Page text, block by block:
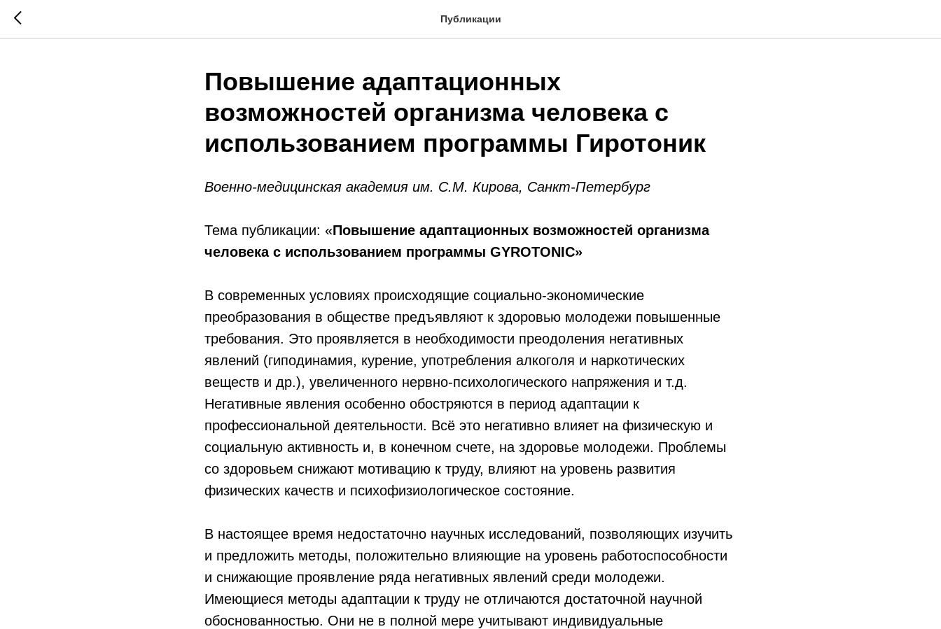
Публикации
Повышение адаптационных
возможностей организма человека с
использованием программы Гиротоник
Военно-медицинская академия им. С.М. Кирова, Санкт-Петербург
Тема публикации: «Повышение адаптационных возможностей организма
человека с использованием программы GYROTONIC»
В современных условиях происходящие социально-экономические
преобразования в обществе предъявляют к здоровью молодежи повышенные
требования. Это проявляется в необходимости преодоления негативных
явлений (гиподинамия, курение, употребления алкоголя и наркотических
веществ и др.), увеличенного нервно-психологического напряжения и т.д.
Негативные явления особенно обостряются в период адаптации к
профессиональной деятельности. Всё это негативно влияет на физическую и
социальную активность и, в конечном счете, на здоровье молодежи. Проблемы
со здоровьем снижают мотивацию к труду, влияют на уровень развития
физических качеств и психофизиологическое состояние.
В настоящее время недостаточно научных исследований, позволяющих изучить
и предложить методы, положительно влияющие на уровень работоспособности
и снижающие проявление ряда негативных явлений среди молодежи.
Имеющиеся методы адаптации к труду не отличаются достаточной научной
обоснованностью. Они не в полной мере учитывают индивидуальные